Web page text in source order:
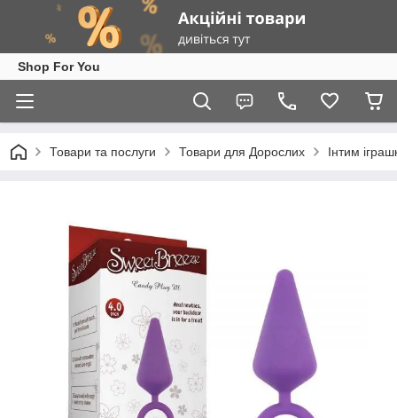
Shop For You
Товари та послуги Товари для Дорослих Інтим